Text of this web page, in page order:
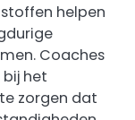
helpen
Coaches
het
zorgen dat